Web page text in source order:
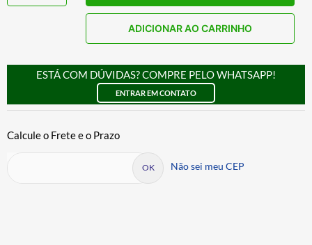
ADICIONAR AO CARRINHO
ESTÁ COM DÚVIDAS? COMPRE PELO WHATSAPP!
ENTRAR EM CONTATO
Não sei meu CEP